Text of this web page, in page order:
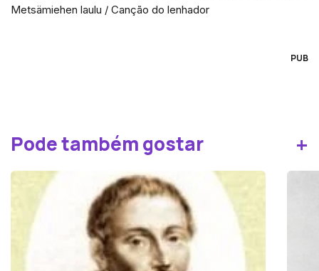
Metsämiehen laulu / Canção do lenhador
PUB
Pode também gostar +